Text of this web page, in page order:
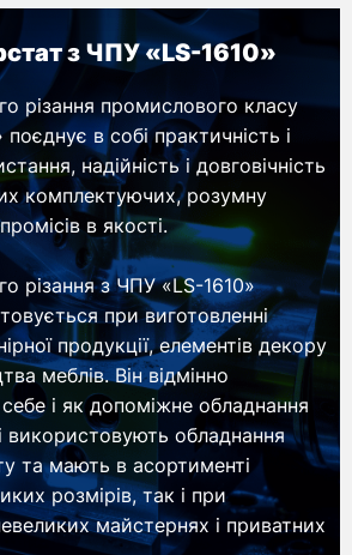
з ЧПУ «LS-1610»
різання промислового класу
в собі практичність і
надійність і довговічність
комплектуючих, розумну
в якості.
різання з ЧПУ «LS-1610»
при виготовленні
продукції, елементів декору
меблів. Він відмінно
і як допоміжне обладнання
використовують обладнання
та мають в асортименті
розмірів, так і при
майстернях і приватних